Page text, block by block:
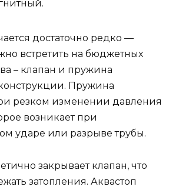
достаточно редко —
встретить на бюджетных
– клапан и пружина
Пружина
резком изменении давления
возникает при
ударе или разрыве трубы.
закрывает клапан, что
затопления. Аквастоп